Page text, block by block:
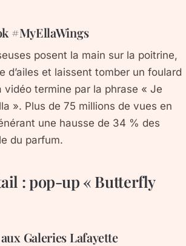
#MyEllaWings
posent la main sur la poitrine,
d’ailes et laissent tomber un foulard
vidéo termine par la phrase « Je
». Plus de 75 millions de vues en
une hausse de 34 % des
du parfum.
: pop-up « Butterfly
Galeries Lafayette